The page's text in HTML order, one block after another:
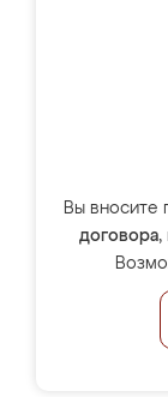
Вы вносите
договора,